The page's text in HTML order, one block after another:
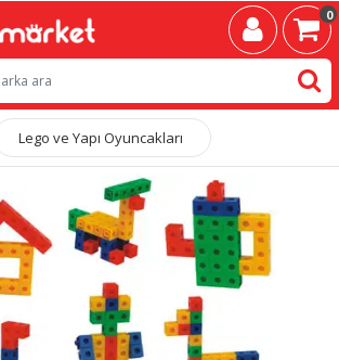
0
Lego ve Yapı Oyuncakları